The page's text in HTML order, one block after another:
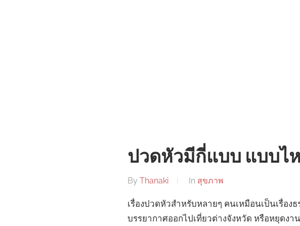
ปวดหัวมีกี่แบบ แบบไ
By Thanaki In สุขภาพ
เรื่องปวดหัวสำหรับหลายๆ คนเหมือนเป็นเรื่อ
บรรยากาศออกไปเที่ยวต่างจังหวัด หรือหยุดง